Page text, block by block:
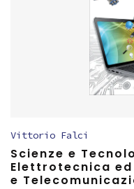
Vittorio Falci
Scienze e
Elettrotecnica
e